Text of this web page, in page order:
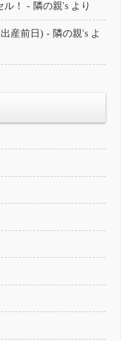
ル！ - 隣の親's より
産前日) - 隣の親's よ